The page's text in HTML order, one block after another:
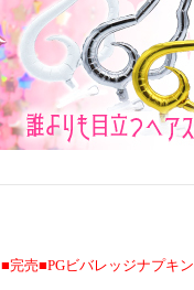
■完売■PGビバレッジナプ